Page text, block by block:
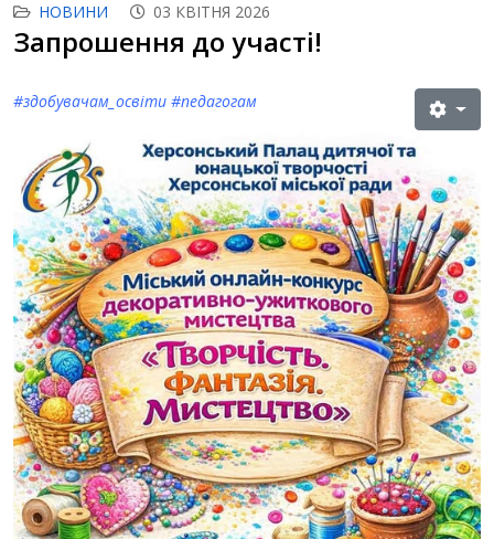
НОВИНИ
03 КВІТНЯ 2026
Запрошення до участі!
#здобувачам_освіти #педагогам